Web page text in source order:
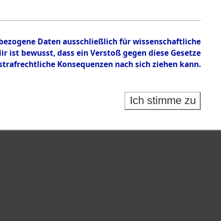
Daten ausschließlich für wissenschaftliche
bewusst, dass ein Verstoß gegen diese Gesetze
Konsequenzen nach sich ziehen kann.
Ich stimme zu